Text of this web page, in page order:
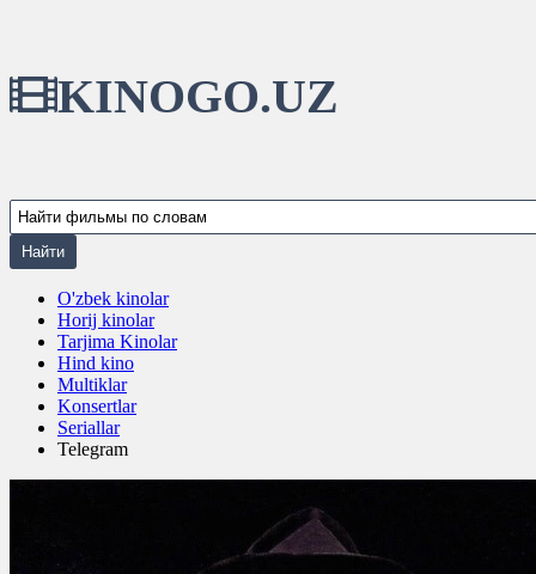
KINOGO.UZ
O'zbek kinolar
Horij kinolar
Tarjima Kinolar
Hind kino
Multiklar
Konsertlar
Seriallar
Telegram